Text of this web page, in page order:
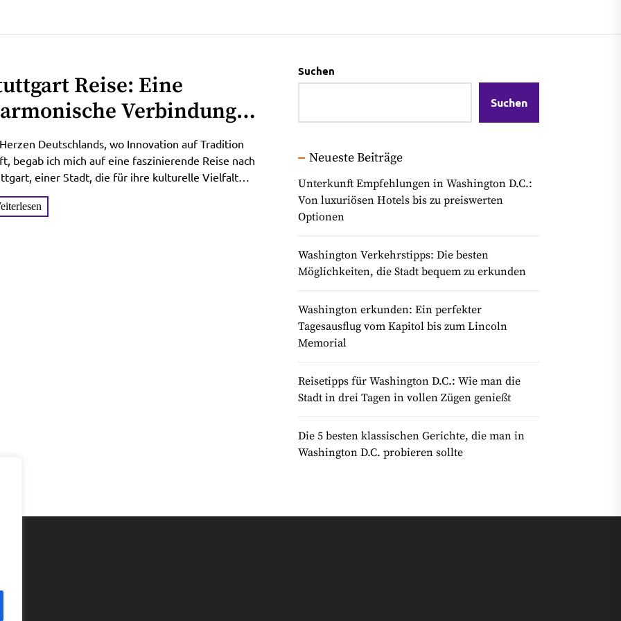
Reise: Eine
Verbindung
Moderner
und
Charme
Deutschlands, wo Innovation auf Tradition
begab ich mich auf eine faszinierende Reise nach
einer Stadt, die für ihre kulturelle Vielfalt
Suchen
Suchen
Neueste Beiträge
Unterkunft Empfehlungen in Washington D.C.:
Von luxuriösen Hotels bis zu preiswerten
Optionen
Washington Verkehrstipps: Die besten
Möglichkeiten, die Stadt bequem zu erkunden
Washington erkunden: Ein perfekter
Tagesausflug vom Kapitol bis zum Lincoln
Memorial
Reisetipps für Washington D.C.: Wie man die
Stadt in drei Tagen in vollen Zügen genießt
Die 5 besten klassischen Gerichte, die man in
Washington D.C. probieren sollte